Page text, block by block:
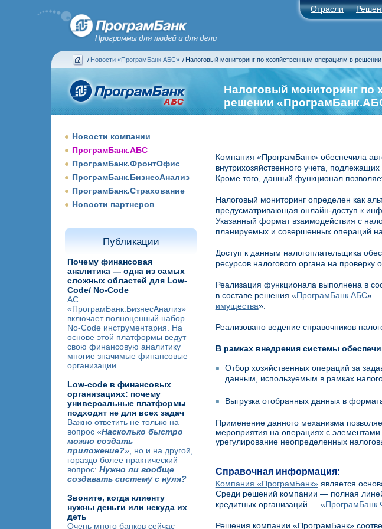
Отрасли
/ Новости «ПрограмБанк.АБС» / Налоговый мониторинг по хозяйственным операциям в
Налоговый мониторинг по
решении
Новости компании
ПрограмБанк.АБС
ПрограмБанк.ФронтОфис
ПрограмБанк.БизнесАнализ
ПрограмБанк.Страхование
Новости партнеров
Публикации
Почему финансовая
аналитика — одна из самых
сложных областей для Low-
Code/ No-Code
АС
«ПрограмБанк.БизнесАнализ»
включает полноценный набор
No-Code инструментария. На
основе этой платформы ведут
свою финансовую аналитику
многие значимые финансовые
организации.
Low-code в финансовых
организациях: почему
универсальные платформы
подходят не для всех задач
Важно ответить не только на
вопрос «Насколько быстро
можно создать
приложение?», но и на другой,
гораздо более практический
вопрос:Нужно ли вообще
создавать систему с нуля?
Звоните, когда клиенту
нужны деньги или некуда их
деть
Очень много банков сейчас
Компания «ПрограмБанк» обеспечила
внутрихозяйственного учета,
Кроме того, данный функционал
Налоговый мониторинг определен как
предусматривающая онлайн-доступ к
Указанный формат взаимодействия с
планируемых и совершенных операций на
Доступ к данным налогоплательщика
ресурсов налогового органа на
Реализация функционала выполнена в
в составе решения «ПрограмБанк.АБС» —
имущества».
Реализовано ведение справочников
В рамках внедрения системы
Отбор хозяйственных операций за
данным, используемым в рамках
Выгрузка отобранных данных в
Применение данного механизма
мероприятия на операциях с элементами
урегулирование неопределенных
Справочная информация:
Компания «ПрограмБанк»является
Среди решений компании — полная
кредитных организаций — «
Решения компании «ПрограмБанк»